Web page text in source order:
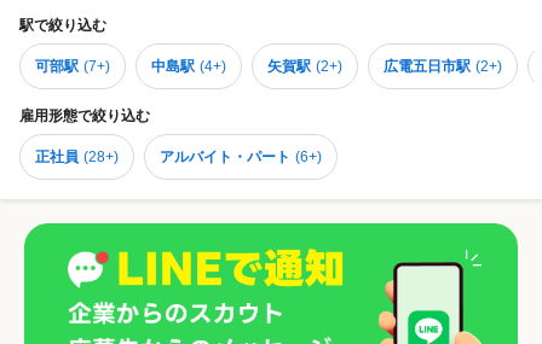
駅で絞り込む
可部駅 (7+) 中島駅 (4+) 矢賀駅 (2+) 広電五日市駅 (2+)
雇用形態で絞り込む
正社員 (28+) アルバイト・パート (6+)